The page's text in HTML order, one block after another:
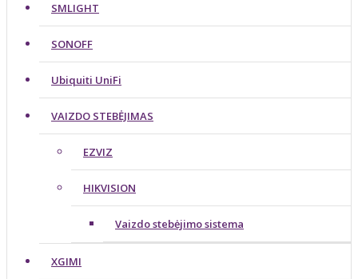
SMLIGHT
SONOFF
Ubiquiti UniFi
VAIZDO STEBĖJIMAS
EZVIZ
HIKVISION
Vaizdo stebėjimo sistema
XGIMI